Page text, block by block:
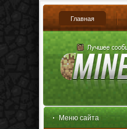
Главная
Меню сайта